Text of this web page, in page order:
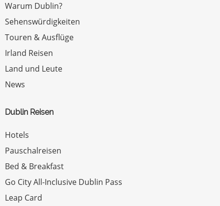
Warum Dublin?
Sehenswürdigkeiten
Touren & Ausflüge
Irland Reisen
Land und Leute
News
Dublin Reisen
Hotels
Pauschalreisen
Bed & Breakfast
Go City All-Inclusive Dublin Pass
Leap Card